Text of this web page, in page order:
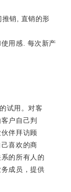
试用。对客
户自己判
伴拜访顾
喜欢的商
的所有人的
成员，提供
销, 直销的形
用感. 每次新产